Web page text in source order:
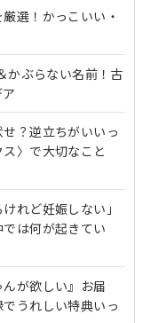
選！かっこいい・
かぶらない名前！古
？逆立ちがいいっ
〉で大切なこと
れど妊娠しない」
は何が起きてい
が欲しい』お届
うれしい特典いっ